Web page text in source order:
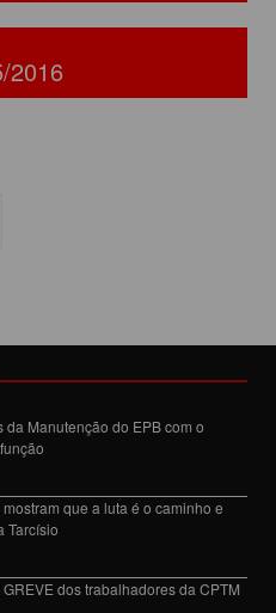
2016
Manutenção do EPB com o
que a luta é o caminho e
Tarcísio
dos trabalhadores da CPTM